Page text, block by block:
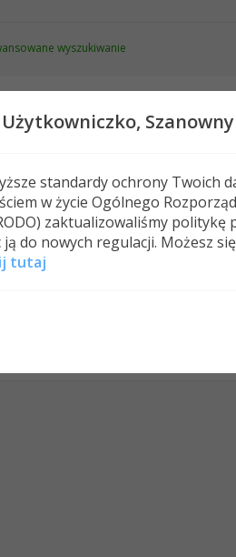
wyszukiwanie
Nowe posty FAQ
standardy ochrony Twoich
w życie Ogólnego
zaktualizowaliśmy politykę
do nowych regulacji. Możesz
tutaj